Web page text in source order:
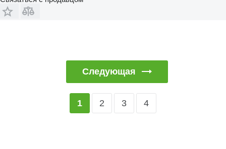
Следующая
1 2 3 4